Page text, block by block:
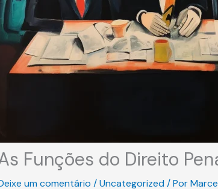
Funções do Direito
um comentário /Uncategorized / Por